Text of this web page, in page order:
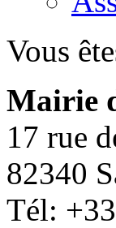
Vous
Mairie
17 rue
82340
Tél: